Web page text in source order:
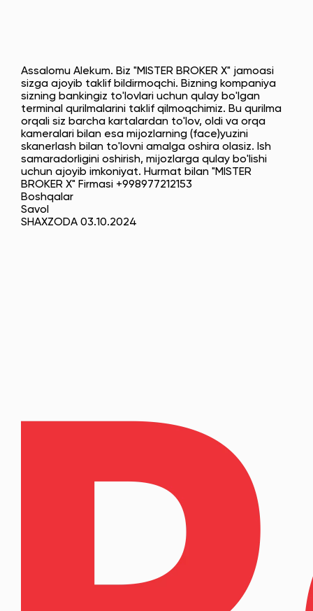
Assalomu Alekum. Biz "MISTER BROKER X" jamoasi
sizga ajoyib taklif bildirmoqchi. Bizning kompaniya
sizning bankingiz to'lovlari uchun qulay bo'lgan
terminal qurilmalarini taklif qilmoqchimiz. Bu qurilma
orqali siz barcha kartalardan to'lov, oldi va orqa
kameralari bilan esa mijozlarning (face)yuzini
skanerlash bilan to'lovni amalga oshira olasiz. Ish
samaradorligini oshirish, mijozlarga qulay bo'lishi
uchun ajoyib imkoniyat. Hurmat bilan "MISTER
BROKER X" Firmasi +998977212153
Boshqalar
Savol
SHAXZODA 03.10.2024